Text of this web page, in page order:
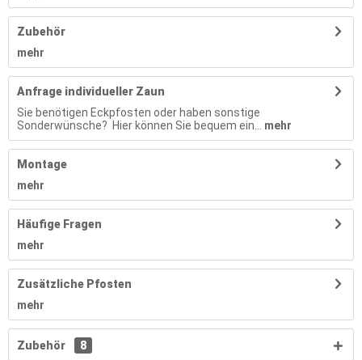
Zubehör
mehr
Anfrage individueller Zaun
Sie benötigen Eckpfosten oder haben sonstige
Sonderwünsche? Hier können Sie bequem ein...
mehr
Montage
mehr
Häufige Fragen
mehr
Zusätzliche Pfosten
mehr
Zubehör 8